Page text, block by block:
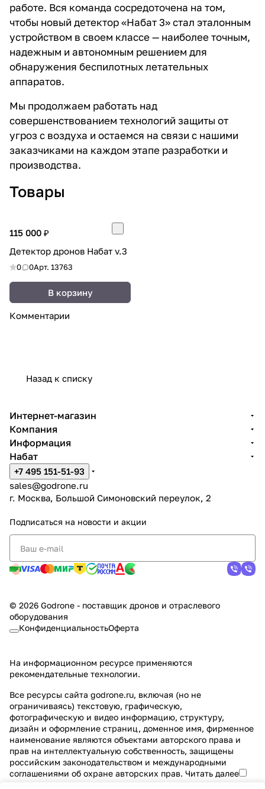
работе. Вся команда сосредоточена на том,
чтобы новый детектор «Набат 3» стал эталонным
устройством в своем классе — наиболее точным,
надежным и автономным решением для
обнаружения беспилотных летательных
аппаратов.
Мы продолжаем работать над
совершенствованием технологий защиты от
угроз с воздуха и остаемся на связи с нашими
заказчиками на каждом этапе разработки и
производства.
Товары
115 000 ₽
Детектор дронов Набат v.3
0 0Арт. 13763
В корзину
Комментарии
Назад к списку
Интернет-магазин
Компания
Информация
Набат
+7 495 151-51-93
sales@godrone.ru
г. Москва, Большой Симоновский переулок, 2
Подписаться на новости и акции
© 2026 Godrone - поставщик дронов и отраслевого
оборудования
КонфиденциальностьОферта
На информационном ресурсе применяются
рекомендательные технологии.
Все ресурсы сайта godrone.ru, включая (но не
ограничиваясь) текстовую, графическую,
фотографическую и видео информацию, структуру,
дизайн и оформление страниц, доменное имя, фирменное
наименование являются объектами авторского права и
прав на интеллектуальную собственность, защищены
российским законодательством и международными
соглашениями об охране авторских прав. Читать далее